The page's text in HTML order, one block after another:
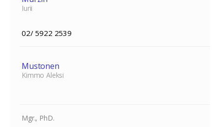
Iurii
02/ 5922 2539
Mustonen
Kimmo Aleksi
Mgr., PhD.